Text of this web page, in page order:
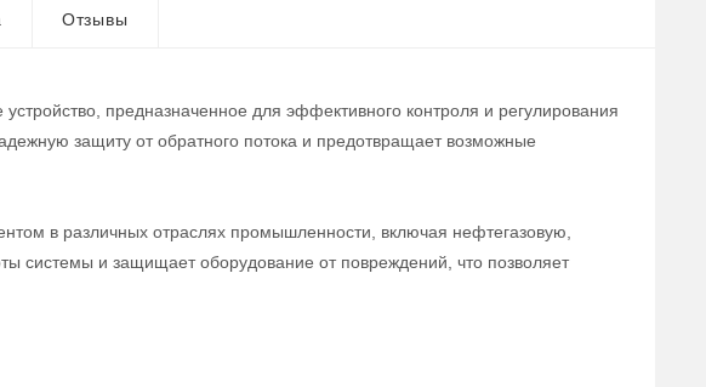
Отзывы
предназначенное для эффективного контроля и регулирования
защиту от обратного потока и предотвращает возможные
в различных отраслях промышленности, включая нефтегазовую,
системы и защищает оборудование от повреждений, что позволяет